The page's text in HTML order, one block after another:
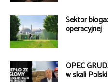
Sektor
operacyjnej
OPEC
w skali